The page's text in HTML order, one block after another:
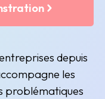
depuis
les
problématiques